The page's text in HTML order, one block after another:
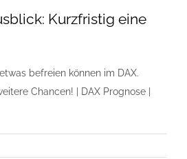
Kurzfristig eine
befreien können im DAX.
Chancen! | DAX Prognose |